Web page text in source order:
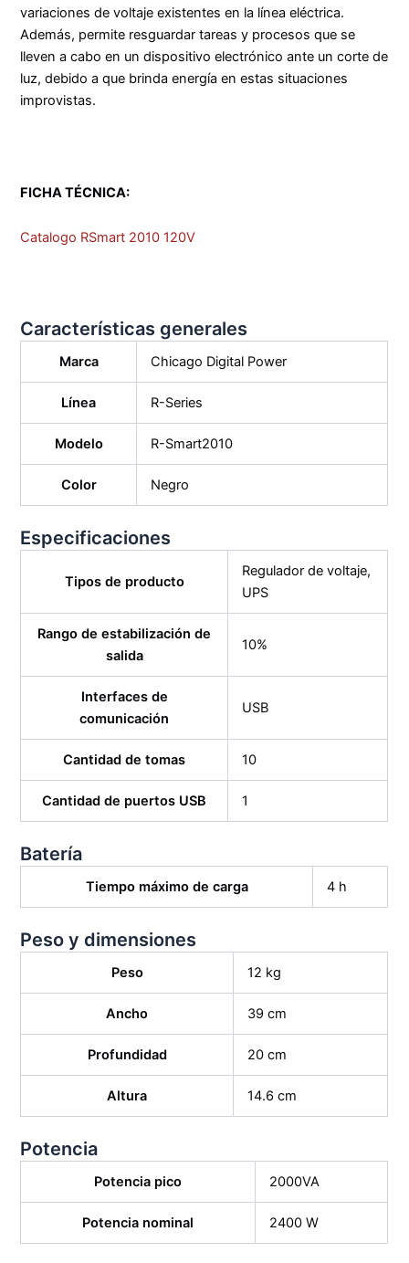
variaciones de voltaje existentes en la línea eléctrica.
Además, permite resguardar tareas y procesos que se
lleven a cabo en un dispositivo electrónico ante un corte de
luz, debido a que brinda energía en estas situaciones
improvistas.
FICHA TÉCNICA:
Catalogo RSmart 2010 120V
Características generales
Marca Chicago Digital Power
Línea R-Series
Modelo R-Smart2010
Color Negro
Especificaciones
Tipos de producto
Regulador de voltaje,
UPS
Rango de estabilización de
salida
10%
Interfaces de
comunicación
USB
Cantidad de tomas 10
Cantidad de puertos USB 1
Batería
Tiempo máximo de carga 4 h
Peso y dimensiones
Peso 12 kg
Ancho 39 cm
Profundidad 20 cm
Altura 14.6 cm
Potencia
Potencia pico 2000VA
Potencia nominal 2400 W